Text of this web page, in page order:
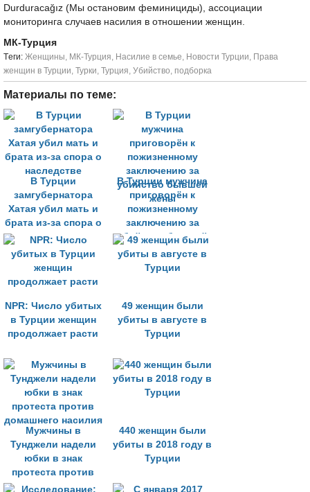
Durduracağız (Мы остановим феминициды), ассоциации
мониторинга случаев насилия в отношении женщин.
МК-Турция
Tеги: Женщины, МК-Турция, Насилие в семье, Новости Турции, Права
женщин в Турции, Турки, Турция, Убийство, подборка
Материалы по теме:
В Турции
замгубернатора
Хатая убил мать и
брата из-за спора о
наследстве
В Турции мужчина
приговорён к
пожизненному
заключению за
убийство бывшей
жены
NPR: Число убитых
в Турции женщин
продолжает расти
49 женщин были
убиты в августе в
Турции
Мужчины в
Тунджели надели
юбки в знак
протеста против
домашнего насилия
440 женщин были
убиты в 2018 году в
Турции